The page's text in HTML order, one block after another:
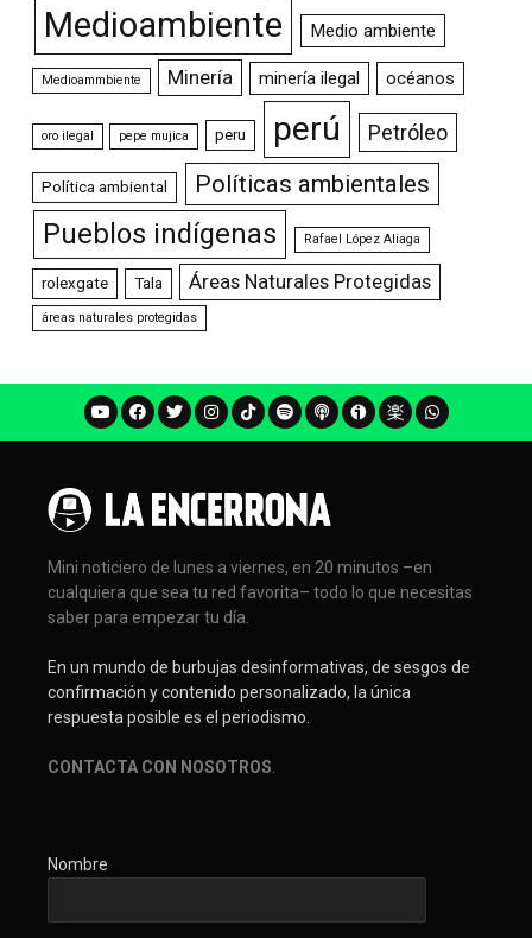
Medioambiente Medio ambiente
Medioammbiente Minería minería ilegal océanos
oro ilegal pepe mujica peru perú Petróleo
Política ambiental Políticas ambientales
Pueblos indígenas Rafael López Aliaga
rolexgate Tala Áreas Naturales Protegidas
áreas naturales protegidas
Mini noticiero de lunes a viernes, en 20 minutos –en
cualquiera que sea tu red favorita– todo lo que necesitas
saber para empezar tu día.
En un mundo de burbujas desinformativas, de sesgos de
confirmación y contenido personalizado, la única
respuesta posible es el periodismo.
CONTACTA CON NOSOTROS
Nombre